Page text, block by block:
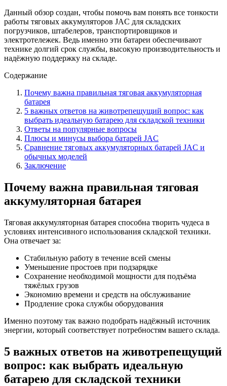
Данный обзор создан, чтобы помочь вам понять все тонкости
работы тяговых аккумуляторов JAC для складских
погрузчиков, штабелеров, транспортировщиков и
электротележек. Ведь именно эти батареи обеспечивают
технике долгий срок службы, высокую производительность и
надёжную поддержку на складе.
Содержание
Почему важна правильная тяговая аккумуляторная
батарея
5 важных ответов на животрепещущий вопрос: как
выбрать идеальную батарею для складской техники
Ответы на популярные вопросы
Плюсы и минусы выбора батарей JAC
Сравнение тяговых аккумуляторных батарей JAC и
обычных моделей
Заключение
Почему важна правильная тяговая
аккумуляторная батарея
Тяговая аккумуляторная батарея способна творить чудеса в
условиях интенсивного использования складской техники.
Она отвечает за:
Стабильную работу в течение всей смены
Уменьшение простоев при подзарядке
Сохранение необходимой мощности для подъёма
тяжёлых грузов
Экономию времени и средств на обслуживание
Продление срока службы оборудования
Именно поэтому так важно подобрать надёжный источник
энергии, который соответствует потребностям вашего склада.
5 важных ответов на животрепещущий
вопрос: как выбрать идеальную
батарею для складской техники